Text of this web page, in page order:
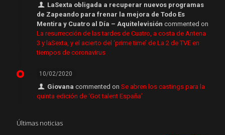
LaSexta obligada a recuperar nuevos programas
de Zapeando para frenar la mejora de Todo Es
Mentira y Cuatro al Día – Aquitelevisión commented on
La resurrección de las tardes de Cuatro, a costa de Antena
3 y laSexta, y el acierto del ‘prime time’ de La 2 de TVE en
tiempos de coronavirus
10/02/2020
Giovana commented onSe abren los castings para la
quinta edición de ‘Got talent España’
Últimas noticias